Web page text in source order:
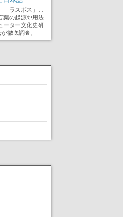
「ラスボス」…
葉の起源や用法
ーター文化史研
徹底調査。